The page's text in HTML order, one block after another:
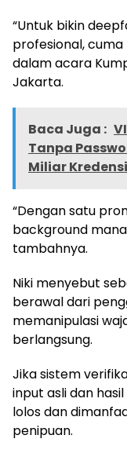
“Untuk bikin
profesional, cuma
dalam acara
Jakarta.
Baca Juga :
Tanpa
Miliar
“Dengan satu
background
tambahnya.
Niki menyebut
berawal dari
memanipulasi
berlangsung.
Jika sistem
input asli dan
lolos dan
penipuan.